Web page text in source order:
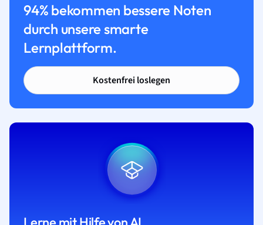
94% bekommen bessere Noten
durch unsere smarte
Lernplattform.
Kostenfrei loslegen